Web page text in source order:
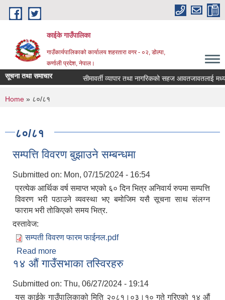
Skip to main content
काईके गाउँपालिका
गाउँकार्यपालिकाको कार्यालय शहरतारा वगर - ०२, डोल्पा,
कर्णाली प्रदेश, नेपाल।
सूचना तथा समाचार सीमावर्ती व्यापार तथा नागरिकको सहज आवतजावतलाई
You are here
Home » ८०/८१
८०/८१
सम्पत्ति विवरण बुझाउने सम्बन्धमा
Submitted on: Mon, 07/15/2024 - 16:54
प्रत्येक आर्थिक वर्ष समाप्त भएको ६० दिन भित्र अनिवार्य रुपमा सम्पत्ति
विवरण भरी पठाउने व्यवस्था भए बमोजिम यसै सूचना साथ संलग्न
फाराम भरी तोकिएको समय भित्र.
दस्तावेज:
सम्पती विवरण फारम फाईनल.pdf
Read more
१४ औं गाउँसभाका तस्विरहरु
Submitted on: Thu, 06/27/2024 - 19:14
यस काईके गाउँपालिकाको मिति २०८१।०३।१० गते गरिएको १४ औं